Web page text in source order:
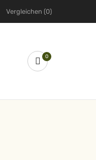
Vergleichen (0)
0